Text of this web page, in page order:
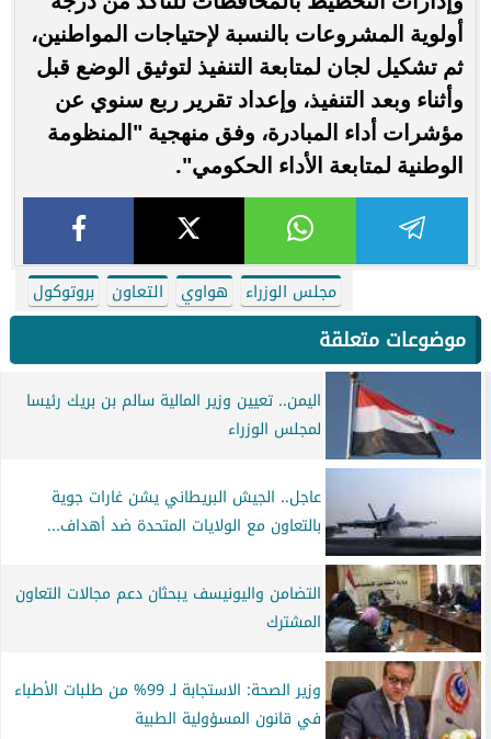
أولوية المشروعات بالنسبة لإحتياجات المواطنين،
ثم تشكيل لجان لمتابعة التنفيذ لتوثيق الوضع قبل
وأثناء وبعد التنفيذ، وإعداد تقرير ربع سنوي عن
مؤشرات أداء المبادرة، وفق منهجية "المنظومة
الوطنية لمتابعة الأداء الحكومي".
مجلس الوزراء هواوي التعاون بروتوكول
موضوعات متعلقة
اليمن.. تعيين وزير المالية سالم بن بريك رئيسا
لمجلس الوزراء
عاجل.. الجيش البريطاني يشن غارات جوية
بالتعاون مع الولايات المتحدة ضد أهداف...
التضامن واليونيسف يبحثان دعم مجالات التعاون
المشترك
وزير الصحة: الاستجابة لـ 99% من طلبات الأطباء
في قانون المسؤولية الطبية